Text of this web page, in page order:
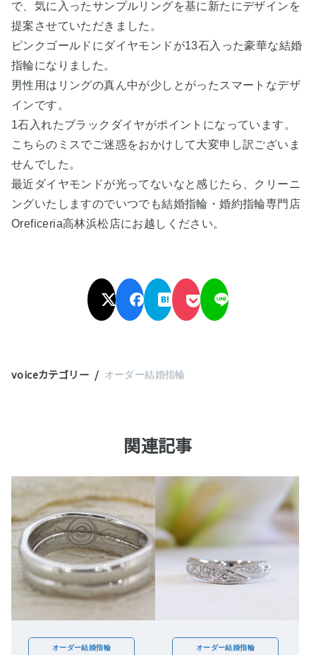
で、気に入ったサンプルリングを基に新たにデザインを
提案させていただきました。
ピンクゴールドにダイヤモンドが13石入った豪華な結婚
指輪になりました。
男性用はリングの真ん中が少しとがったスマートなデザ
インです。
1石入れたブラックダイヤがポイントになっています。
こちらのミスでご迷惑をおかけして大変申し訳ございま
せんでした。
最近ダイヤモンドが光ってないなと感じたら、クリーニ
ングいたしますのでいつでも結婚指輪・婚約指輪専門店
Oreficeria高林浜松店にお越しください。
voiceカテゴリー オーダー結婚指輪
関連記事
オーダー結婚指輪 オーダー結婚指輪